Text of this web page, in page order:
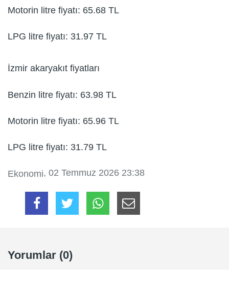
Motorin litre fiyatı: 65.68 TL
LPG litre fiyatı: 31.97 TL
İzmir akaryakıt fiyatları
Benzin litre fiyatı: 63.98 TL
Motorin litre fiyatı: 65.96 TL
LPG litre fiyatı: 31.79 TL
Ekonomi, 02 Temmuz 2026 23:38
Yorumlar (0)